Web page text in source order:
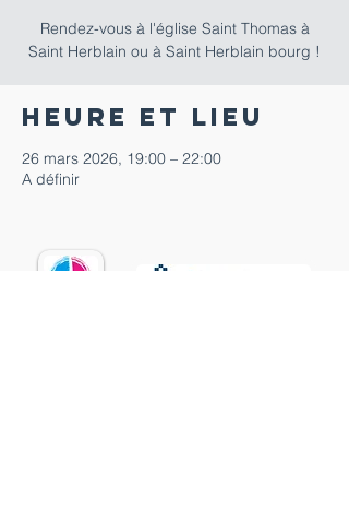
Rendez-vous à l'église Saint Thomas à
Saint Herblain ou à Saint Herblain bourg !
Heure et lieu
26 mars 2026, 19:00 – 22:00
A définir